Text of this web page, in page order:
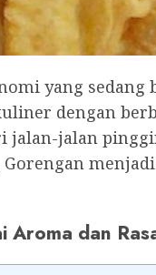
yang sedang
dengan
jalan-jalan
dan